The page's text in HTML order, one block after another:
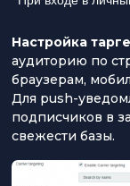
Настройка
аудиторию по
браузерам,
Для push-
подписчиков в
свежести базы.